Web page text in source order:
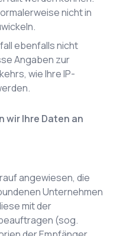
nicht in
ebenfalls nicht
Angaben zur
wie Ihre IP-
wir Ihre Daten an
angewiesen, die
Unternehmen
mit der
(sog.